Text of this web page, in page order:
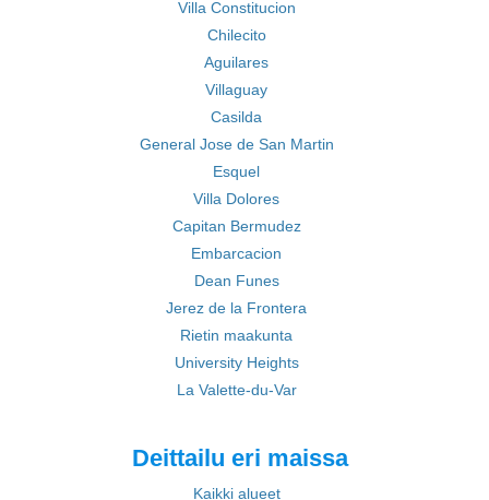
Villa Constitucion
Chilecito
Aguilares
Villaguay
Casilda
General Jose de San Martin
Esquel
Villa Dolores
Capitan Bermudez
Embarcacion
Dean Funes
Jerez de la Frontera
Rietin maakunta
University Heights
La Valette-du-Var
Deittailu eri maissa
Kaikki alueet